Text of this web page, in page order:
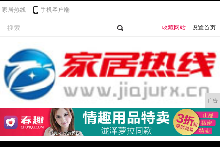
家居热线 手机客户端
收藏网站 设置首页
广告